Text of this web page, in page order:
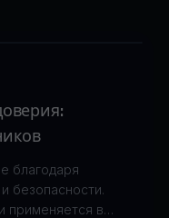
благодаря
безопасности.
применяется в